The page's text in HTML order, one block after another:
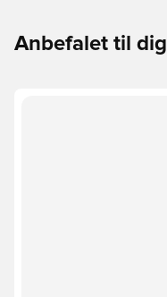
Anbefalet til dig